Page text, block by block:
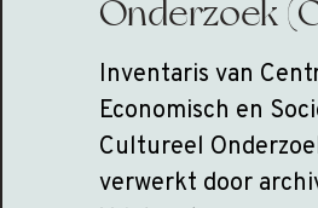
Onderzoek
Inventaris van
Economisch en
Cultureel
verwerkt door